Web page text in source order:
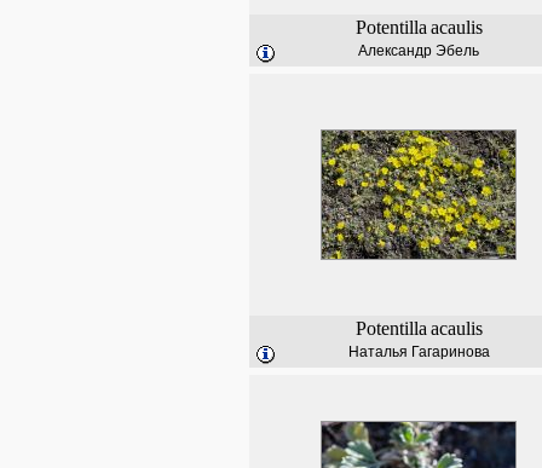
Potentilla acaulis
Александр Эбель
Potentilla acaulis
Наталья Гагаринова